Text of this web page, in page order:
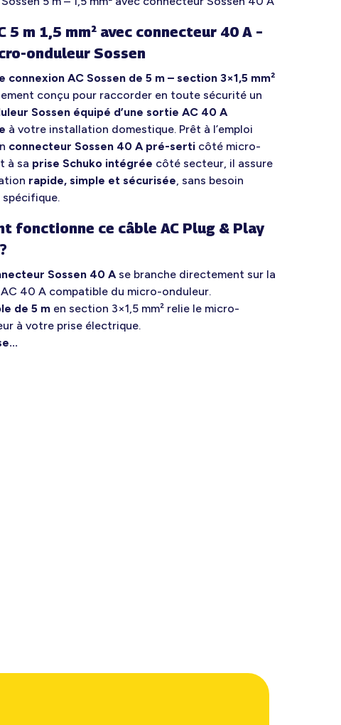
5 m 1,5 mm² avec connecteur 40 A –
onduleur Sossen
connexion AC Sossen de 5 m – section 3×1,5 mm²
conçu pour raccorder en toute sécurité un
Sossen équipé d’une sortie AC 40 A
à votre installation domestique. Prêt à l’emploi
connecteur Sossen 40 A pré-serti côté micro-
à sa prise Schuko intégrée côté secteur, il assure
rapide, simple et sécurisée, sans besoin
spécifique.
fonctionne ce câble AC Plug & Play
Sossen 40 Ase branche directement sur la
40 A compatible du micro-onduleur.
de 5 m en section 3×1,5 mm² relie le micro-
à votre prise électrique.